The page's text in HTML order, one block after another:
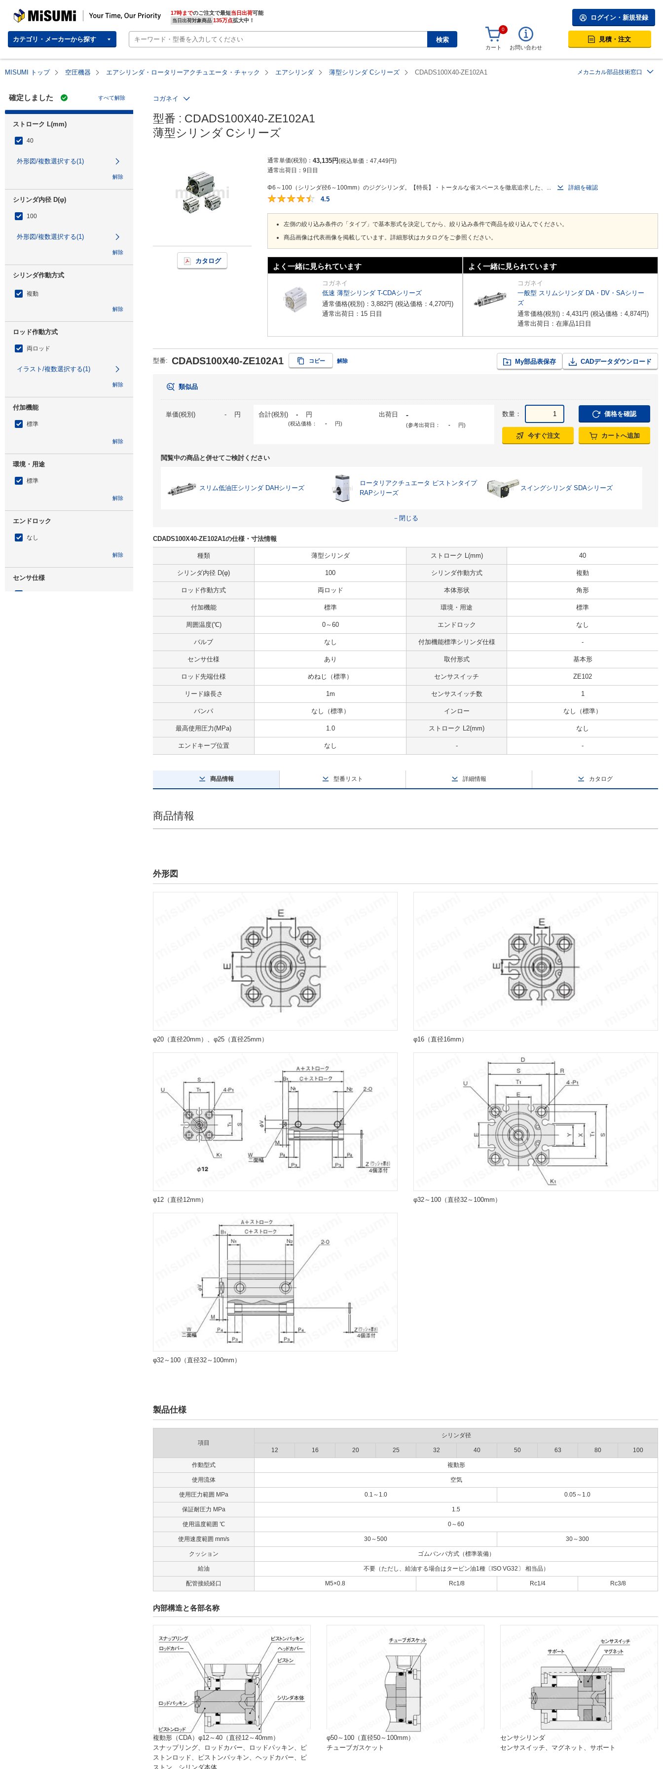
MISUMI | Your Time, Our Priority 17時までのご注文で最短当日出荷
当日出荷対象商品 135万点拡大中！
カテゴリ・メーカーから探す 検索
ログイン・新規登録
0
カート お問い合わせ
見積・注文
MISUMI トップ 空圧機器 エアシリンダ・ロータリーアクチュエータ・チャック エアシリンダ 薄型シリンダ Cシリーズ CDADS100X40-ZE102A1 メカニカル部品技術窓口
確定しました すべて解除
ストローク L(mm)
40
外形図/複数選択する(1)
解除
シリンダ内径 D(φ)
100
外形図/複数選択する(1)
解除
シリンダ作動方式
複動
解除
ロッド作動方式
両ロッド
イラスト/複数選択する(1)
解除
付加機能
標準
解除
環境・用途
標準
解除
エンドロック
なし
解除
センサ仕様
コガネイ
型番 : CDADS100X40-ZE102A1
薄型シリンダ Cシリーズ
カタログ
通常単価(税別) 43,135円 税込単価 47,449円
通常出荷日： 9日目
Φ6～100（シリンダ径6～100mm）のジグシリンダ。【特長】・トータルな省スペースを徹底追求した、...
詳細を確認
4.5
左側の絞り込み条件の「タイプ」で基本形式を決定してから、絞り込み条件で商品を絞り込んでください。
商品画像は代表画像を掲載しています。詳細形状はカタログをご参照ください。
よく一緒に見られています
コガネイ
低速 薄型シリンダ T-CDAシリーズ
通常価格(税別)： 3,882円 (税込価格： 4,270円)
通常出荷日：15 日目
よく一緒に見られています
コガネイ
一般型 スリムシリンダ DA・DV・SAシリー
ズ
通常価格(税別)： 4,431円 (税込価格： 4,874円)
通常出荷日：在庫品1日目
型番: CDADS100X40-ZE102A1 コピー 解除 My部品表保存 CADデータダウンロード
類似品
単価(税別) - 円 合計(税別) - 円
(税込価格： - 円)
出荷日 -
(参考出荷日： - 円)
数量： 価格を確認
今すぐ注文 カートへ追加
閲覧中の商品と併せてご検討ください
スリム低油圧シリンダ DAHシリーズ
ロータリアクチュエータ ピストンタイプ
RAPシリーズ
スイングシリンダ SDAシリーズ
－閉じる
CDADS100X40-ZE102A1の仕様・寸法情報
種類 薄型シリンダ ストローク L(mm) 40
シリンダ内径 D(φ) 100 シリンダ作動方式 複動
ロッド作動方式 両ロッド 本体形状 角形
付加機能 標準 環境・用途 標準
周囲温度(℃) 0～60 エンドロック なし
バルブ なし 付加機能標準シリンダ仕様 -
センサ仕様 あり 取付形式 基本形
ロッド先端仕様 めねじ（標準） センサスイッチ ZE102
リード線長さ 1m センサスイッチ数 1
バンパ なし（標準） インロー なし（標準）
最高使用圧力(MPa) 1.0 ストローク L2(mm) なし
エンドキープ位置 なし - -
商品情報 型番リスト 詳細情報 カタログ
商品情報
外形図
φ20（直径20mm）、φ25（直径25mm） φ16（直径16mm）
φ12（直径12mm） φ32～100（直径32～100mm）
φ32～100（直径32～100mm）
製品仕様
項目
シリンダ径
12 16 20 25 32 40 50 63 80 100
作動型式 複動形
使用流体 空気
使用圧力範囲 MPa 0.1～1.0 0.05～1.0
保証耐圧力 MPa 1.5
使用温度範囲 ℃ 0～60
使用速度範囲 mm/s 30～500 30～300
クッション ゴムバンパ方式（標準装備）
給油 不要（ただし、給油する場合はタービン油1種〔ISO VG32〕 相当品）
配管接続経口 M5×0.8 Rc1/8 Rc1/4 Rc3/8
内部構造と各部名称
複動形（CDA）φ12～40（直径12～40mm）
スナップリング、ロッドカバー、ロッドパッキン、ピ
ストンロッド、ピストンパッキン、ヘッドカバー、ピ
ストン、シリンダ本体
φ50～100（直径50～100mm）
チューブガスケット
センサシリンダ
センサスイッチ、マグネット、サポート